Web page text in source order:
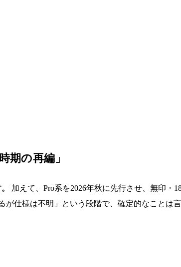
期の再編」
加えて、Pro系を2026年秋に先行させ、無印・
仕様は不明」という段階で、確定的なことは言